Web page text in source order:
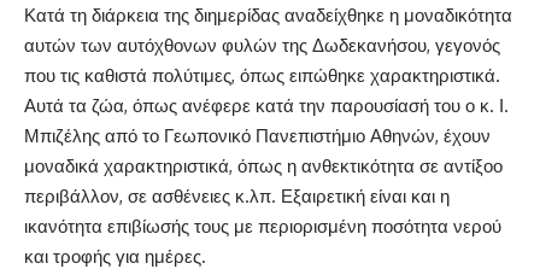
Κατά τη διάρκεια της διημερίδας αναδείχθηκε η μοναδικότητα
αυτών των αυτόχθονων φυλών της Δωδεκανήσου, γεγονός
που τις καθιστά πολύτιμες, όπως ειπώθηκε χαρακτηριστικά.
Αυτά τα ζώα, όπως ανέφερε κατά την παρουσίασή του ο κ. Ι.
Μπιζέλης από το Γεωπονικό Πανεπιστήμιο Αθηνών, έχουν
μοναδικά χαρακτηριστικά, όπως η ανθεκτικότητα σε αντίξοο
περιβάλλον, σε ασθένειες κ.λπ. Εξαιρετική είναι και η
ικανότητα επιβίωσής τους με περιορισμένη ποσότητα νερού
και τροφής για ημέρες.